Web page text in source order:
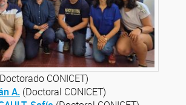
CONICET)
A. (Doctoral CONICET)